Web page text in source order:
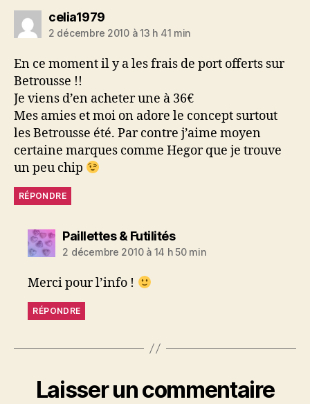
celia1979dit :
2 décembre 2010 à 13 h 41 min
En ce moment il y a les frais de port offerts sur
Betrousse !!
Je viens d’en acheter une à 36€
Mes amies et moi on adore le concept surtout
les Betrousse été. Par contre j’aime moyen
certaine marques comme Hegor que je trouve
un peu chip
RÉPONDRE
Paillettes & Futilitésdit :
2 décembre 2010 à 14 h 50 min
Merci pour l’info !
RÉPONDRE
Laisser un commentaire